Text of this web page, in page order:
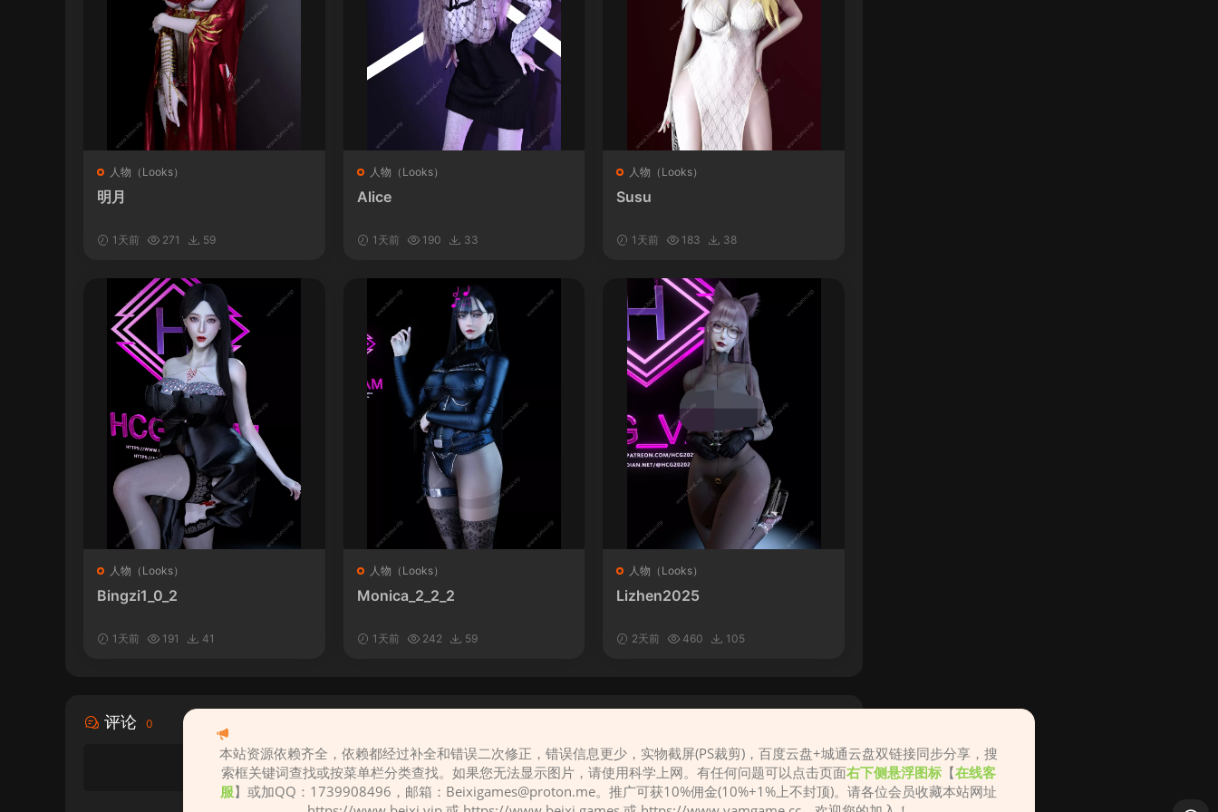
人物（Looks）
明月
1天前 271 59
人物（Looks）
Alice
1天前 190 33
人物（Looks）
Susu
1天前 183 38
人物（Looks）
Bingzi1_0_2
1天前 191 41
人物（Looks）
Monica_2_2_2
1天前 242 59
人物（Looks）
Lizhen2025
2天前 460 105
评论 0
请先登录
本站资源依赖齐全，依赖都经过补全和错误二次修正，错误信息更少，实物截屏(PS裁剪)，百度云盘+城通云盘双链接同步分享，搜
索框关键词查找或按菜单栏分类查找。如果您无法显示图片，请使用科学上网。有任何问题可以点击页面右下侧悬浮图标 【在线客
服】或加QQ：1739908496，邮箱： Beixigames@proton.me。推广可获10%佣金(10%+1%上不封顶)。请各位会员收藏本站网址